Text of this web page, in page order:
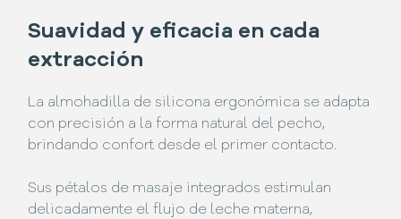
Suavidad y eficacia en cada
extracción
La almohadilla de silicona ergonómica se adapta
con precisión a la forma natural del pecho,
brindando confort desde el primer contacto.
Sus pétalos de masaje integrados estimulan
delicadamente el flujo de leche materna,